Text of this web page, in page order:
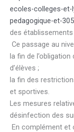
ecoles-colleges-
pedagogique-et-
des établissements
Ce passage au
la fin de
d’élèves ;
la fin des
et sportives.
Les mesures
désinfection des
En complément